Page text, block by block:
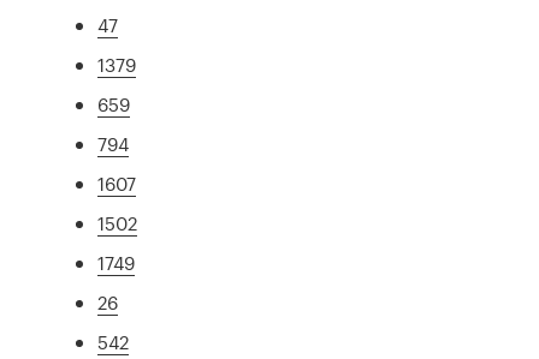
47
1379
659
794
1607
1502
1749
26
542